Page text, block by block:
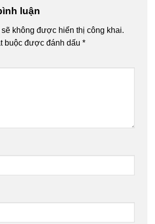
luận
không được hiển thị công khai.
buộc được đánh dấu *